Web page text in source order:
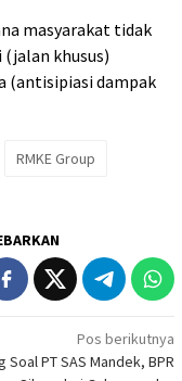
masyarakat tidak
(jalan khusus)
(antisipiasi dampak
RMKE Group
Pos berikutnya
Soal PT SAS Mandek, BPR